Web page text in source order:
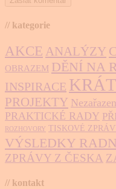
// kategorie
AKCE ANALÝZY
OBRAZEM DĚNÍ NA
INSPIRACE
PROJEKTY
PRAKTICKÉ RADY
ROZHOVORY TISKOVÉ
VÝSLEDKY
ZPRÁVY Z ČESKA
// kontakt